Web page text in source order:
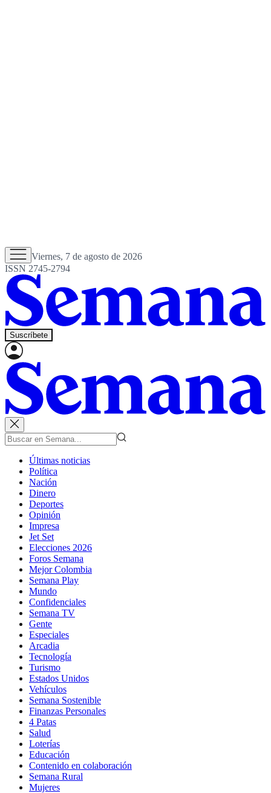
Viernes, 7 de agosto de 2026
ISSN 2745-2794
Suscríbete
Últimas noticias
Política
Nación
Dinero
Deportes
Opinión
Impresa
Jet Set
Elecciones 2026
Foros Semana
Mejor Colombia
Semana Play
Mundo
Confidenciales
Semana TV
Gente
Especiales
Arcadia
Tecnología
Turismo
Estados Unidos
Vehículos
Semana Sostenible
Finanzas Personales
4 Patas
Salud
Loterías
Educación
Contenido en colaboración
Semana Rural
Mujeres